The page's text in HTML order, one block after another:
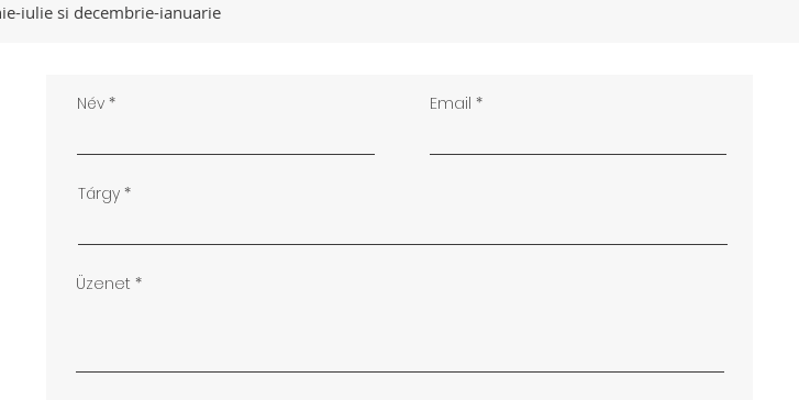
iulie si decembrie-ianuarie
Név Email
Tárgy
Üzenet